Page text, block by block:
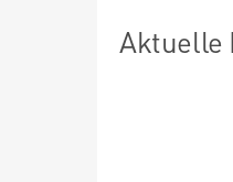
Aktuelle